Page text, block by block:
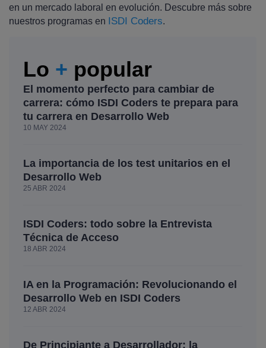
en un mercado laboral en evolución. Descubre más sobre
nuestros programas en
ISDI Coders.
Lo + popular
El momento perfecto para cambiar de
carrera: cómo ISDI Coders te prepara para
tu carrera en Desarrollo Web
10 MAY 2024
La importancia de los test unitarios en el
Desarrollo Web
25 ABR 2024
ISDI Coders: todo sobre la Entrevista
Técnica de Acceso
18 ABR 2024
IA en la Programación: Revolucionando el
Desarrollo Web en ISDI Coders
12 ABR 2024
De Principiante a Desarrollador: la